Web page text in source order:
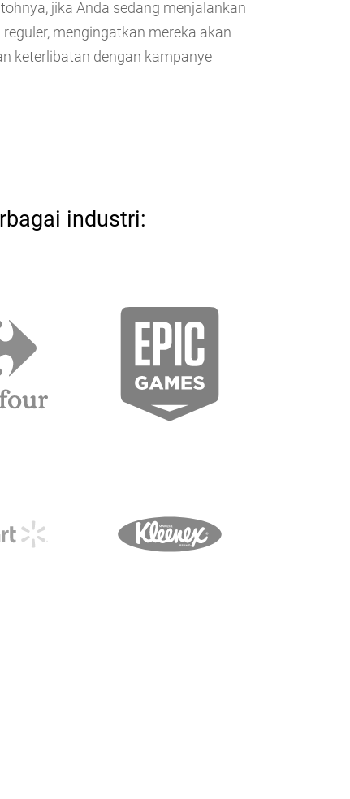
jika Anda sedang menjalankan
mengingatkan mereka akan
keterlibatan dengan kampanye
industri: